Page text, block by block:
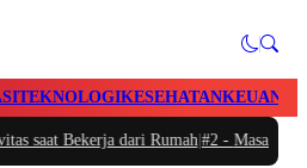
TEKNOLOGIKESEHATAN
saat Bekerja dari Rumah|#2 - Masalah